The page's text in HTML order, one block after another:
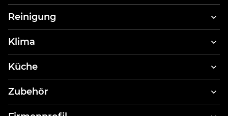
Körperwaagen
Reinigung
Dampfreiniger
Klima
Küche
Zubehör